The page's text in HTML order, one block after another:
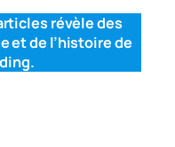
révèle des
et de l’histoire de